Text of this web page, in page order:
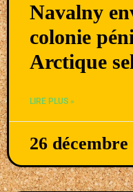
Navalny
colonie
Arctique
LIRE PLUS »
26 décembre